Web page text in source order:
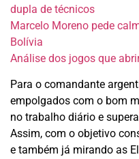
dupla de técnicos
Marcelo Moreno pede
Bolívia
Análise dos jogos que
Para o comandante
empolgados com o bom
no trabalho diário e
Assim, com o objetivo
e também já mirando as